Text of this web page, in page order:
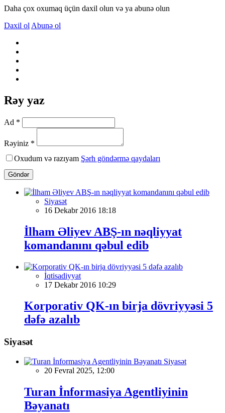
Daha çox oxumaq üçün daxil olun və ya abunə olun
Daxil ol Abunə ol
Rəy yaz
Ad *
Rəyiniz *
Oxudum və razıyam Şərh göndərmə qaydaları
Göndər
Siyasət
16 Dekabr 2016 18:18
İlham Əliyev ABŞ-ın nəqliyyat
komandanını qəbul edib
İqtisadiyyat
17 Dekabr 2016 10:29
Korporativ QK-ın birja dövriyyəsi 5
dəfə azalıb
Siyasət
Siyasət
20 Fevral 2025, 12:00
Turan İnformasiya Agentliyinin
Bəyanatı